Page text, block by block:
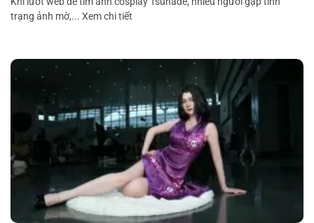
trạng ảnh mờ,... Xem chi tiết